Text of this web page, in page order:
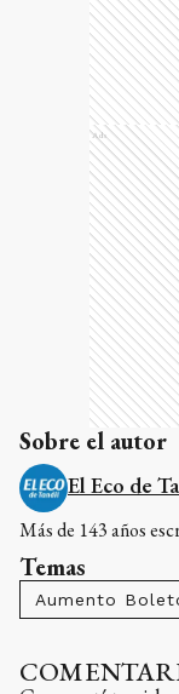
Ads
Sobre el autor
El Eco de
Más de 143 años
Temas
Aumento